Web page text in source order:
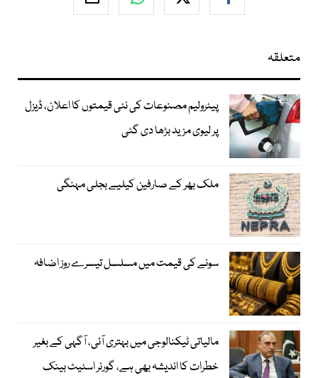
متعلقہ
پیٹرولیم مصنوعات کی نئی قیمتوں کا اعلان، ڈیزل
پر لیوی مزید بڑھا دی گئی
ملک بھر کے صارفین کیلیے بجلی مہنگی
سونے کی قیمت میں مسلسل تیسرے روز اضافہ
مالیاتی ٹیکنالوجی میں بہتری آئی، آگہی کے بغیر
خطرات کا اندیشہ بھی ہے، گورنر اسٹیٹ بینک